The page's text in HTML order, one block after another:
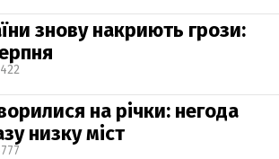
знову накриють грози:
на річки: негода
низку міст